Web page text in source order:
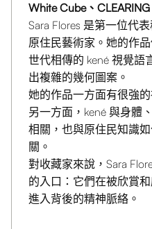
White Cube、CLEARING
Sara Flores 是第一位代
原住民藝術家。她的作
世代相傳的 kené 視覺語
出複雜的幾何圖案。
她的作品一方面有很強
另一方面，kené 與身體
相關，也與原住民知識
關。
對收藏家來說，Sara
的入口：它們在被欣賞
進入背後的精神脈絡。